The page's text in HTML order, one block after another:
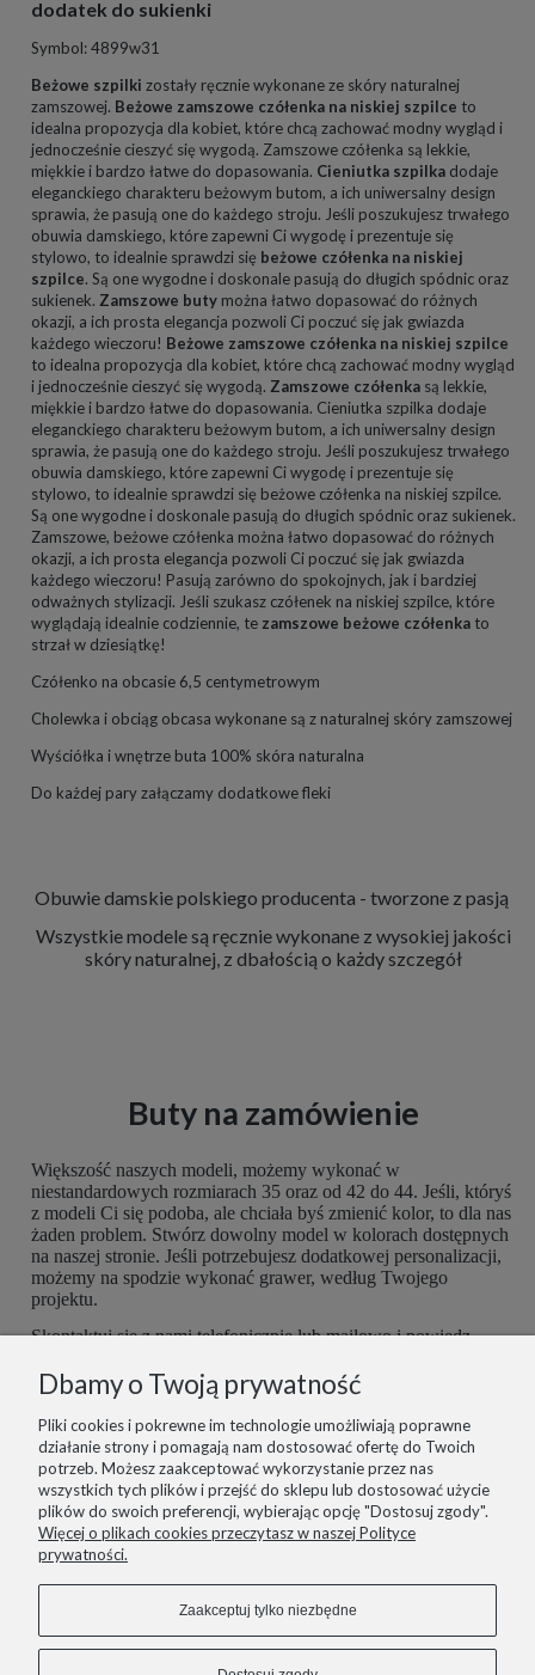
dodatek do sukienki
Symbol: 4899w31
Beżowe szpilki zostały ręcznie wykonane ze skóry naturalnej
zamszowej. Beżowe zamszowe czółenka na niskiej szpilce to
idealna propozycja dla kobiet, które chcą zachować modny wygląd i
jednocześnie cieszyć się wygodą. Zamszowe czółenka są lekkie,
miękkie i bardzo łatwe do dopasowania. Cieniutka szpilka dodaje
eleganckiego charakteru beżowym butom, a ich uniwersalny design
sprawia, że pasują one do każdego stroju. Jeśli poszukujesz trwałego
obuwia damskiego, które zapewni Ci wygodę i prezentuje się
stylowo, to idealnie sprawdzi się beżowe czółenka na niskiej
szpilce. Są one wygodne i doskonale pasują do długich spódnic oraz
sukienek. Zamszowe buty można łatwo dopasować do różnych
okazji, a ich prosta elegancja pozwoli Ci poczuć się jak gwiazda
każdego wieczoru! Beżowe zamszowe czółenka na niskiej szpilce
to idealna propozycja dla kobiet, które chcą zachować modny wygląd
i jednocześnie cieszyć się wygodą. Zamszowe czółenka są lekkie,
miękkie i bardzo łatwe do dopasowania. Cieniutka szpilka dodaje
eleganckiego charakteru beżowym butom, a ich uniwersalny design
sprawia, że pasują one do każdego stroju. Jeśli poszukujesz trwałego
obuwia damskiego, które zapewni Ci wygodę i prezentuje się
stylowo, to idealnie sprawdzi się beżowe czółenka na niskiej szpilce.
Są one wygodne i doskonale pasują do długich spódnic oraz sukienek.
Zamszowe, beżowe czółenka można łatwo dopasować do różnych
okazji, a ich prosta elegancja pozwoli Ci poczuć się jak gwiazda
każdego wieczoru! Pasują zarówno do spokojnych, jak i bardziej
odważnych stylizacji. Jeśli szukasz czółenek na niskiej szpilce, które
wyglądają idealnie codziennie, te zamszowe beżowe czółenka to
strzał w dziesiątkę!
Czółenko na obcasie 6,5 centymetrowym
Cholewka i obciąg obcasa wykonane są z naturalnej skóry zamszowej
Wyściółka i wnętrze buta 100% skóra naturalna
Do każdej pary załączamy dodatkowe fleki
Obuwie damskie polskiego producenta - tworzone z pasją
Wszystkie modele są ręcznie wykonane z wysokiej jakości
skóry naturalnej, z dbałością o każdy szczegół
Buty na zamówienie
Większość naszych modeli, możemy wykonać w
niestandardowych rozmiarach 35 oraz od 42 do 44. Jeśli, któryś
z modeli Ci się podoba, ale chciała byś zmienić kolor, to dla nas
żaden problem. Stwórz dowolny model w kolorach dostępnych
na naszej stronie. Jeśli potrzebujesz dodatkowej personalizacji,
możemy na spodzie wykonać grawer, według Twojego
projektu.
Skontaktuj się z nami telefonicznie lub mailowo i powiedz,
możliwość dopasować je do Ciebie idealnie. Postaramy się
spełnić wszelkie potrzeby z największą starannością.
informacje
pomoc
zakupy
Dbamy o Twoją prywatność
Pliki cookies i pokrewne im technologie umożliwiają poprawne
działanie strony i pomagają nam dostosować ofertę do Twoich
potrzeb. Możesz zaakceptować wykorzystanie przez nas
wszystkich tych plików i przejść do sklepu lub dostosować użycie
plików do swoich preferencji, wybierając opcję "Dostosuj zgody".
Więcej o plikach cookies przeczytasz w naszej Polityce
prywatności.
Zaakceptuj tylko niezbędne